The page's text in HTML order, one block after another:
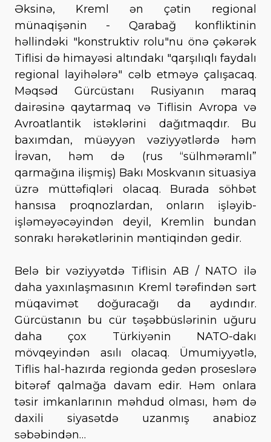
Əksinə, Kreml ən çətin regional
münaqişənin - Qarabağ konfliktinin
həllindəki "konstruktiv rolu"nu önə çəkərək
Tiflisi də himayəsi altındakı "qarşılıqlı faydalı
regional layihələrə" cəlb etməyə çalışacaq.
Məqsəd Gürcüstanı Rusiyanın maraq
dairəsinə qaytarmaq və Tiflisin Avropa və
Avroatlantik istəklərini dağıtmaqdır. Bu
baxımdan, müəyyən vəziyyətlərdə həm
İrəvan, həm də (rus “sülhməramlı”
qarmağına ilişmiş) Bakı Moskvanın situasiya
üzrə müttəfiqləri olacaq. Burada söhbət
hansısa proqnozlardan, onların işləyib-
işləməyəcəyindən deyil, Kremlin bundan
sonrakı hərəkətlərinin məntiqindən gedir.
Belə bir vəziyyətdə Tiflisin AB / NATO ilə
daha yaxınlaşmasının Kreml tərəfindən sərt
müqavimət doğuracağı da aydındır.
Gürcüstanın bu cür təşəbbüslərinin uğuru
daha çox Türkiyənin NATO-dakı
mövqeyindən asılı olacaq. Ümumiyyətlə,
Tiflis hal-hazırda regionda gedən proseslərə
bitərəf qalmağa davam edir. Həm onlara
təsir imkanlarının məhdud olması, həm də
daxili siyasətdə uzanmış anabioz
səbəbindən…